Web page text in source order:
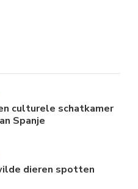
culturele schatkamer
Spanje
dieren spotten